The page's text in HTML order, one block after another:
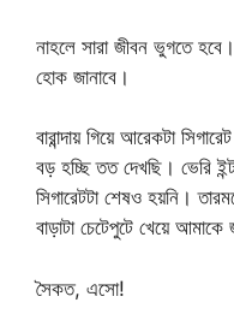
নাহলে সারা জীবন ভুগতে
হোক জানাবে।
বারান্দায় গিয়ে আরেকটা
বড় হচ্ছি তত দেখছি। ভেরি
সিগারেটটা শেষও হয়নি।
বাড়াটা চেটেপুটে খেয়ে
সৈকত, এসো!